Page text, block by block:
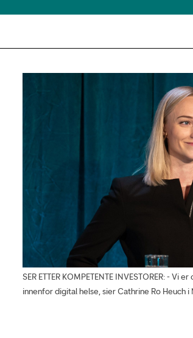
SER ETTER KOMPETENTE INVESTORER: -
innenfor digital helse, sier Cathrine Ro Heuch i